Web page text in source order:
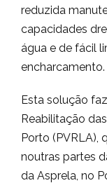
reduzida
capacidades
água e de fácil
encharcamento.
Esta solução
Reabilitação
Porto (PVRLA),
noutras partes
da Asprela, no